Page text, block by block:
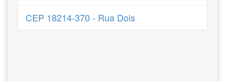
CEP 18214-370 - Rua Dois